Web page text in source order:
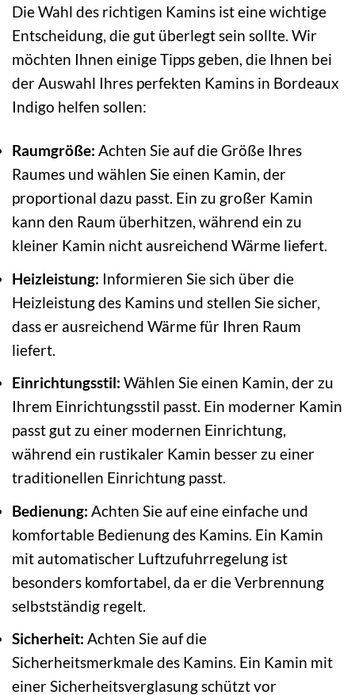
Die Wahl des richtigen Kamins ist eine wichtige
Entscheidung, die gut überlegt sein sollte. Wir
möchten Ihnen einige Tipps geben, die Ihnen bei
der Auswahl Ihres perfekten Kamins in Bordeaux
Indigo helfen sollen:
Raumgröße: Achten Sie auf die Größe Ihres
Raumes und wählen Sie einen Kamin, der
proportional dazu passt. Ein zu großer Kamin
kann den Raum überhitzen, während ein zu
kleiner Kamin nicht ausreichend Wärme liefert.
Heizleistung: Informieren Sie sich über die
Heizleistung des Kamins und stellen Sie sicher,
dass er ausreichend Wärme für Ihren Raum
liefert.
Einrichtungsstil: Wählen Sie einen Kamin, der zu
Ihrem Einrichtungsstil passt. Ein moderner Kamin
passt gut zu einer modernen Einrichtung,
während ein rustikaler Kamin besser zu einer
traditionellen Einrichtung passt.
Bedienung: Achten Sie auf eine einfache und
komfortable Bedienung des Kamins. Ein Kamin
mit automatischer Luftzufuhrregelung ist
besonders komfortabel, da er die Verbrennung
selbstständig regelt.
Sicherheit: Achten Sie auf die
Sicherheitsmerkmale des Kamins. Ein Kamin mit
einer Sicherheitsverglasung schützt vor